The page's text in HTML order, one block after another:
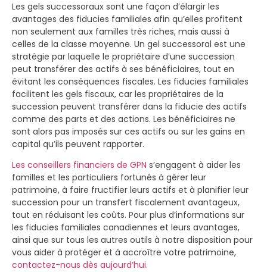
Les gels successoraux sont une façon d’élargir les
avantages des fiducies familiales afin qu’elles profitent
non seulement aux familles très riches, mais aussi à
celles de la classe moyenne. Un gel successoral est une
stratégie par laquelle le propriétaire d’une succession
peut transférer des actifs à ses bénéficiaires, tout en
évitant les conséquences fiscales. Les fiducies familiales
facilitent les gels fiscaux, car les propriétaires de la
succession peuvent transférer dans la fiducie des actifs
comme des parts et des actions. Les bénéficiaires ne
sont alors pas imposés sur ces actifs ou sur les gains en
capital qu’ils peuvent rapporter.
Les conseillers financiers de GPN s’engagent à aider les
familles et les particuliers fortunés à gérer leur
patrimoine, à faire fructifier leurs actifs et à planifier leur
succession pour un transfert fiscalement avantageux,
tout en réduisant les coûts. Pour plus d’informations sur
les fiducies familiales canadiennes et leurs avantages,
ainsi que sur tous les autres outils à notre disposition pour
vous aider à protéger et à accroître votre patrimoine,
contactez-nous dès aujourd’hui.